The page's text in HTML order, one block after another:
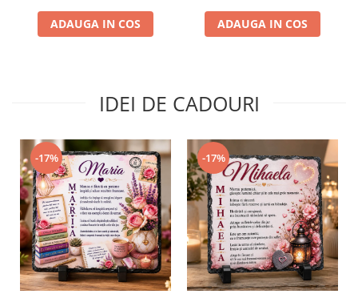
ADAUGA IN COS ADAUGA IN COS
IDEI DE CADOURI
-17% -17%